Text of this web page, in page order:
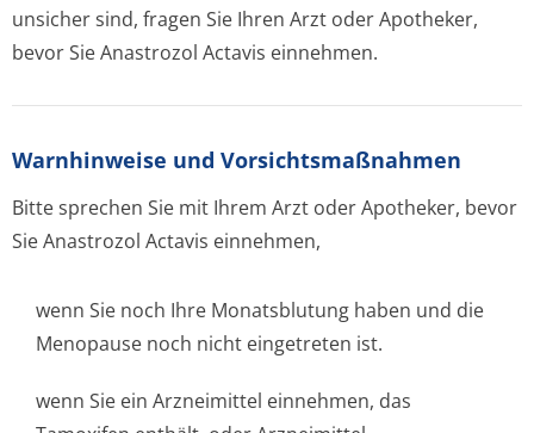
unsicher sind, fragen Sie Ihren Arzt oder Apotheker,
bevor Sie Anastrozol Actavis einnehmen.
Warnhinweise und Vorsichtsmaßnahmen
Bitte sprechen Sie mit Ihrem Arzt oder Apotheker, bevor
Sie Anastrozol Actavis einnehmen,
wenn Sie noch Ihre Monatsblutung haben und die
Menopause noch nicht eingetreten ist.
wenn Sie ein Arzneimittel einnehmen, das